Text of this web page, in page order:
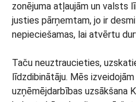
zonējuma atļaujām un valsts
justies pārņemtam, jo ir
nepieciešamas, lai atvērtu
Taču neuztraucieties,
līdzdibinātāju. Mēs
uzņēmējdarbības uzsākšana